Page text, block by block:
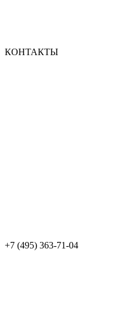
КОНТАКТЫ
+7 (495) 363-71-04